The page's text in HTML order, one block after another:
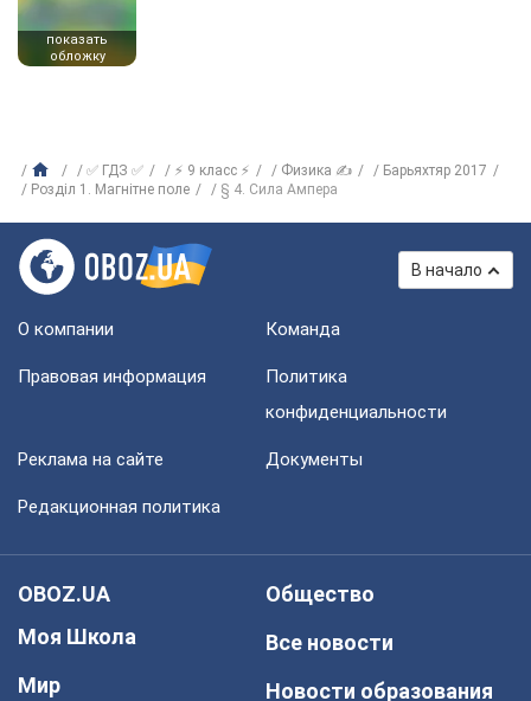
показать
обложку
✅ ГДЗ ✅ ⚡ 9 класс ⚡ Физика ✍
Барьяхтяр 2017
Розділ 1. Магнітне поле
§ 4. Сила Ампера
В начало
О компании Команда
Правовая информация
Политика
конфиденциальности
Реклама на сайте Документы
Редакционная политика
OBOZ.UA
Моя Школа
Мир
Общество
Все новости
Новости образования